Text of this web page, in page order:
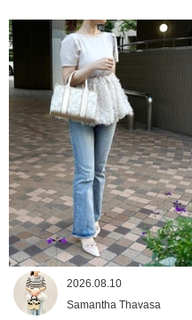
2026.08.10
Samantha Thavasa